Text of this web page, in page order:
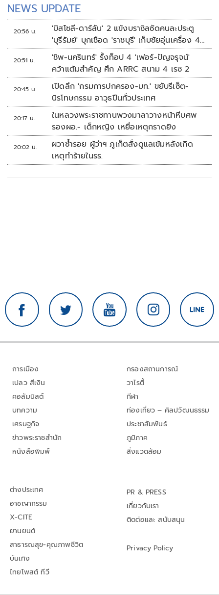
NEWS UPDATE
20:56 น.
'บิสโซลี-ดาร์ลัน' 2 แข้งบราซิลซัดคนละประตู
'บุรีรัมย์' บุกเชือด 'ราชบุรี' เก็บชัยอุ่นเครื่อง 4
นัดรวด
20:51 น.
'ชิพ-นครินทร์' รั้งท็อป 4 'เฟอร์-ปัญจรุจน์'
คว้าแต้มสำคัญ ศึก ARRC สนาม 4 เรซ 2
20:45 น.
เปิดลึก 'กรมการปกครอง-มท.' ขยับรีเซ็ต-
นิรโทษกรรม อาวุธปืนทั่วประเทศ
20:17 น.
ในหลวงพระราชทานพวงมาลาวางหน้าหีบศพ
รองผอ.- เด็กหญิง เหยื่อเหตุกราดยิง
20:02 น.
ผวาซ้ำรอย ผู้ว่าฯ ภูเก็ตสั่งดูแลเข้มหลังเกิด
เหตุทำร้ายในรร.
การเมือง
เปลว สีเงิน
คอลัมนิสต์
บทความ
เศรษฐกิจ
ข่าวพระราชสำนัก
หนังสือพิมพ์
กรองสถานการณ์
วาไรตี้
กีฬา
ท่องเที่ยว – ศิลปวัฒนธรรม
ประชาสัมพันธ์
ภูมิภาค
สิ่งแวดล้อม
ต่างประเทศ
อาชญากรรม
X-CITE
ยานยนต์
สาธารณสุข-คุณภาพชีวิต
บันเทิง
ไทยโพสต์ ทีวี
PR & PRESS
เกี่ยวกับเรา
ติดต่อและ สนับสนุน
Privacy Policy